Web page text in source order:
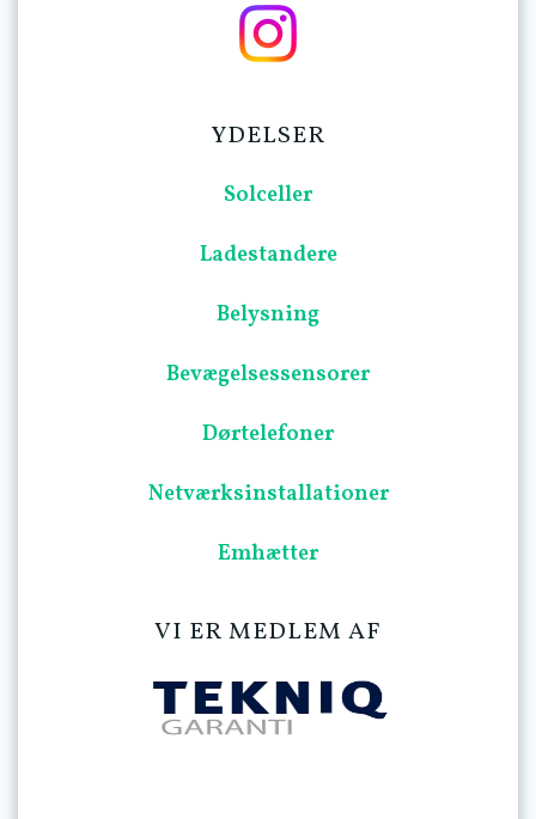
YDELSER
Solceller
Ladestandere
Belysning
Bevægelsessensorer
Dørtelefoner
Netværksinstallationer
Emhætter
VI ER MEDLEM AF